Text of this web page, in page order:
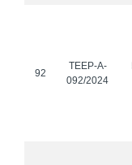
92
TEEP-A-
092/2024